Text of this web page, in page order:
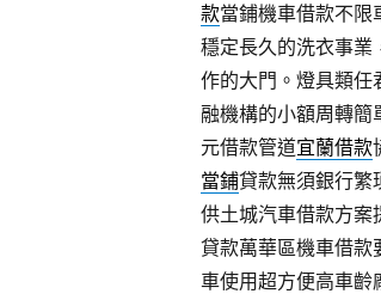
款當鋪機車借款不限
穩定長久的洗衣事業
作的大門。燈具類任
融機構的小額周轉簡
元借款管道宜蘭借款
當鋪貸款無須銀行繁
供土城汽車借款方案
貸款萬華區機車借款
車使用超方便高車齡